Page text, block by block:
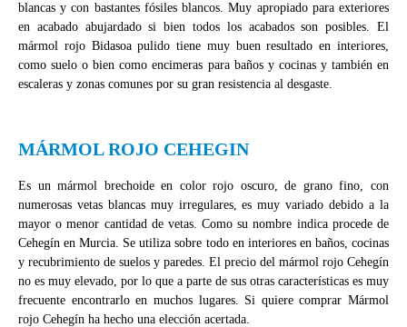
blancas y con bastantes fósiles blancos. Muy apropiado para exteriores
en acabado abujardado si bien todos los acabados son posibles. El
mármol rojo Bidasoa pulido tiene muy buen resultado en interiores,
como suelo o bien como encimeras para baños y cocinas y también en
escaleras y zonas comunes por su gran resistencia al desgaste.
MÁRMOL ROJO CEHEGIN
Es un mármol brechoide en color rojo oscuro, de grano fino, con
numerosas vetas blancas muy irregulares, es muy variado debido a la
mayor o menor cantidad de vetas. Como su nombre indica procede de
Cehegín en Murcia. Se utiliza sobre todo en interiores en baños, cocinas
y recubrimiento de suelos y paredes. El precio del mármol rojo Cehegín
no es muy elevado, por lo que a parte de sus otras características es muy
frecuente encontrarlo en muchos lugares. Si quiere comprar Mármol
rojo Cehegín ha hecho una elección acertada.